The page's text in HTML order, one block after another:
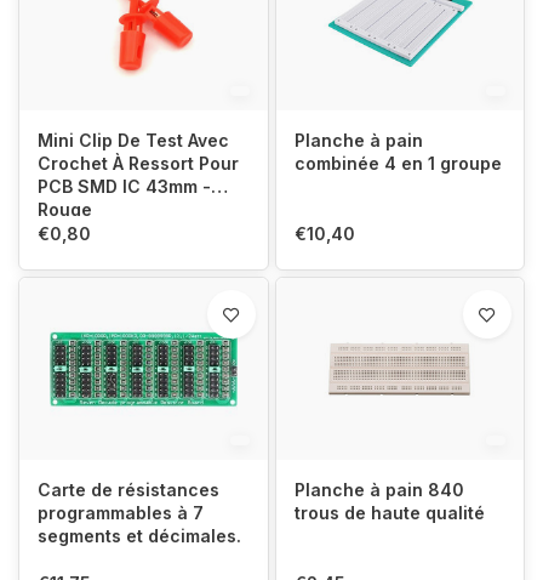
Mini Clip De Test Avec
Crochet À Ressort Pour
PCB SMD IC 43mm -
Rouge
€0,80
Planche à pain
combinée 4 en 1 groupe
€10,40
Carte de résistances
programmables à 7
segments et décimales.
Planche à pain 840
trous de haute qualité